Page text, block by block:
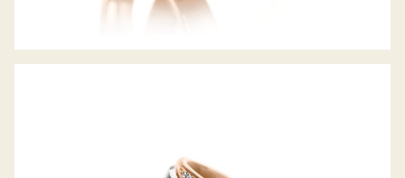
MEISTER TRAURINGE PHANTASTICS